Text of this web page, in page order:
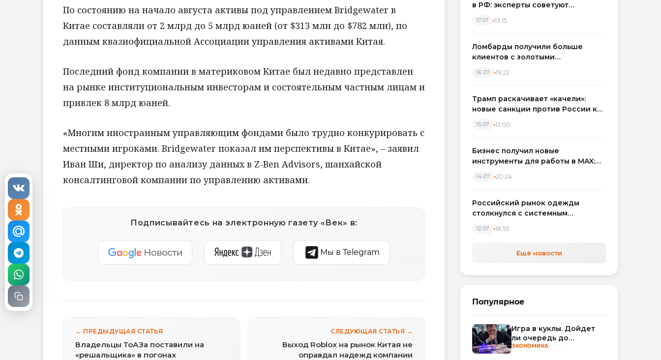
По состоянию на начало августа активы под управлением Bridgewater в
Китае составляли от 2 млрд до 5 млрд юаней (от $313 млн до $782 млн), по
данным квазиофициальной Ассоциации управления активами Китая.
Последний фонд компании в материковом Китае был недавно представлен
на рынке институциональным инвесторам и состоятельным частным лицам и
привлек 8 млрд юаней.
«Многим иностранным управляющим фондами было трудно конкурировать с
местными игроками. Bridgewater показал им перспективы в Китае», – заявил
Иван Ши, директор по анализу данных в Z-Ben Advisors, шанхайской
консалтинговой компании по управлению активами.
Подписывайтесь на электронную газету «Век» в:
Мы в Telegram
← ПРЕДЫДУЩАЯ СТАТЬЯ
Владельцы ТоАЗа поставили на
«решальщика» в погонах
СЛЕДУЮЩАЯ СТАТЬЯ →
Выход Roblox на рынок Китая не
оправдал надежд компании
в РФ: эксперты советуют
17.07 13:15
Ломбарды получили больше
клиентов с золотыми
вырос на фоне подорожания
16.07 19:22
Трамп раскачивает «качели»:
новые санкции против России как
15.07 12:00
Бизнес получил новые
инструменты для работы в MAX:
автоматизируют обработку
14.07 20:24
Российский рынок одежды
столкнулся с системным
12.07 18:55
Ещё новости
Популярное
Игра в куклы. Дойдет
ли очередь до
Миллера?
ЭКОНОМИКА